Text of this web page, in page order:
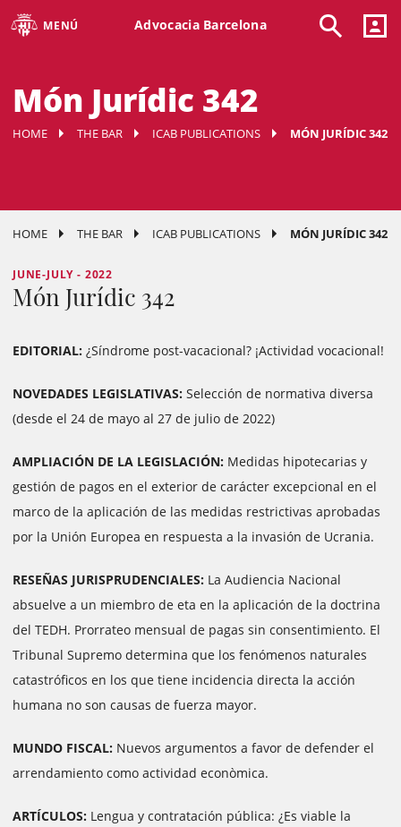
MENÚ Advocacia Barcelona
Món Jurídic 342
HOME THE BAR ICAB PUBLICATIONS MÓN JURÍDIC 342
HOME THE BAR ICAB PUBLICATIONS MÓN JURÍDIC 342
JUNE-JULY - 2022
Món Jurídic 342
EDITORIAL: ¿Síndrome post-vacacional? ¡Actividad vocacional!
NOVEDADES LEGISLATIVAS: Selección de normativa diversa
(desde el 24 de mayo al 27 de julio de 2022)
AMPLIACIÓN DE LA LEGISLACIÓN: Medidas hipotecarias y
gestión de pagos en el exterior de carácter excepcional en el
marco de la aplicación de las medidas restrictivas aprobadas
por la Unión Europea en respuesta a la invasión de Ucrania.
RESEÑAS JURISPRUDENCIALES: La Audiencia Nacional
absuelve a un miembro de eta en la aplicación de la doctrina
del TEDH. Prorrateo mensual de pagas sin consentimiento. El
Tribunal Supremo determina que los fenómenos naturales
catastróficos en los que tiene incidencia directa la acción
humana no son causas de fuerza mayor.
MUNDO FISCAL: Nuevos argumentos a favor de defender el
arrendamiento como actividad econòmica.
ARTÍCULOS: Lengua y contratación pública: ¿Es viable la